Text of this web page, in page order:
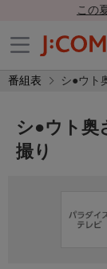
この
番組表 シ●ウト
シ●ウト奥
撮り